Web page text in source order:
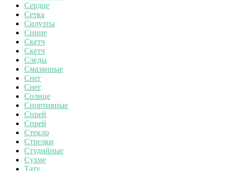
Сердце
Сетка
Силуэты
Синие
Скетч
Скетч
Следы
Смазанные
Снег
Снег
Солнце
Спортивные
Спрей
Спрей
Стекло
Стрелки
Студийные
Сухие
Тату